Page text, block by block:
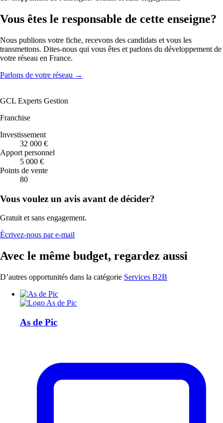
Vous êtes le responsable de cette enseigne?
Nous publions votre fiche, recevons des candidats et vous les
transmettons. Dites-nous qui vous êtes et parlons du développement de
votre réseau en France.
Parlons de votre réseau →
GCL Experts Gestion
Franchise
Investissement
32 000 €
Apport personnel
5 000 €
Points de vente
80
Vous voulez un avis avant de décider?
Gratuit et sans engagement.
Écrivez-nous par e-mail
Avec le même budget, regardez aussi
D’autres opportunités dans la catégorie Services B2B
As de Pic